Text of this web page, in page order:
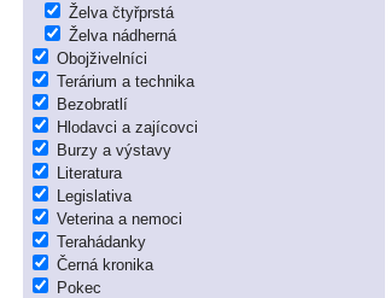
Želva čtyřprstá
Želva nádherná
Obojživelníci
Terárium a technika
Bezobratlí
Hlodavci a zajícovci
Burzy a výstavy
Literatura
Legislativa
Veterina a nemoci
Terahádanky
Černá kronika
Pokec